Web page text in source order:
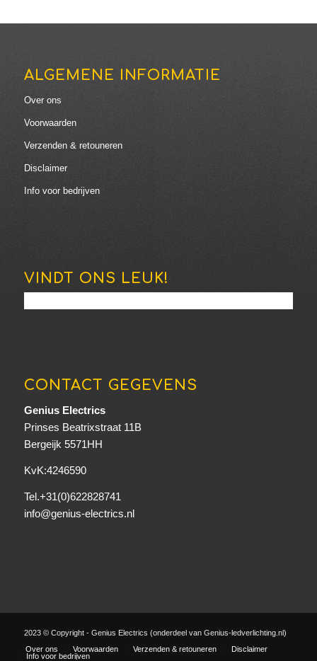
ALGEMENE INFORMATIE
Over ons
Voorwaarden
Verzenden & retouneren
Disclaimer
Info voor bedrijven
VINDT ONS LEUK!
CONTACT GEGEVENS
Genius Electrics
Prinses Beatrixstraat 11B
Bergeijk 5571HH
KvK:4246590
Tel.+31(0)622828741
info@genius-electrics.nl
2023 © Copyright - Genius Electrics (onderdeel van Genius-ledverlichting.nl)
Over ons
Voorwaarden Verzenden & retouneren
Disclaimer
Info voor bedrijven